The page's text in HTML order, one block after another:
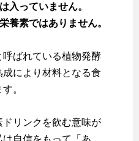
入っていません。
養素ではありません。
呼ばれている植物発酵
により材料となる食
。
リンクを飲む意味が
自信をもって「あ